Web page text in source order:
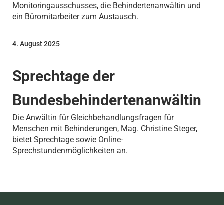
Monitoringausschusses, die Behindertenanwältin und
ein Büromitarbeiter zum Austausch.
Sprechtage der
Bundesbehindertenanwältin
4. August 2025
Die Anwältin für Gleichbehandlungsfragen für
Menschen mit Behinderungen, Mag. Christine Steger,
bietet Sprechtage sowie Online-
Sprechstundenmöglichkeiten an.